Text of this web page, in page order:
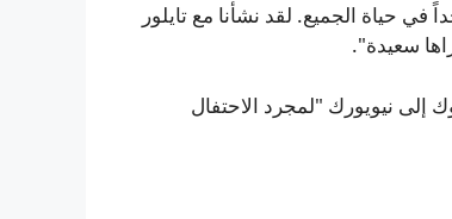
حياة الجميع. لقد نشأنا مع تايلور
سعيدة".
إلى نيويورك "لمجرد الاحتفال